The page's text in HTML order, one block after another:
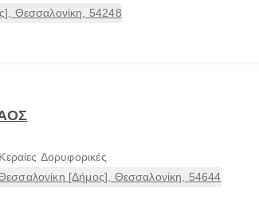
Θεσσαλονίκη, 54248
Δορυφορικές
[Δήμος], Θεσσαλονίκη, 54644